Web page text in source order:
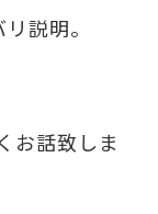
説明。
お話致しま